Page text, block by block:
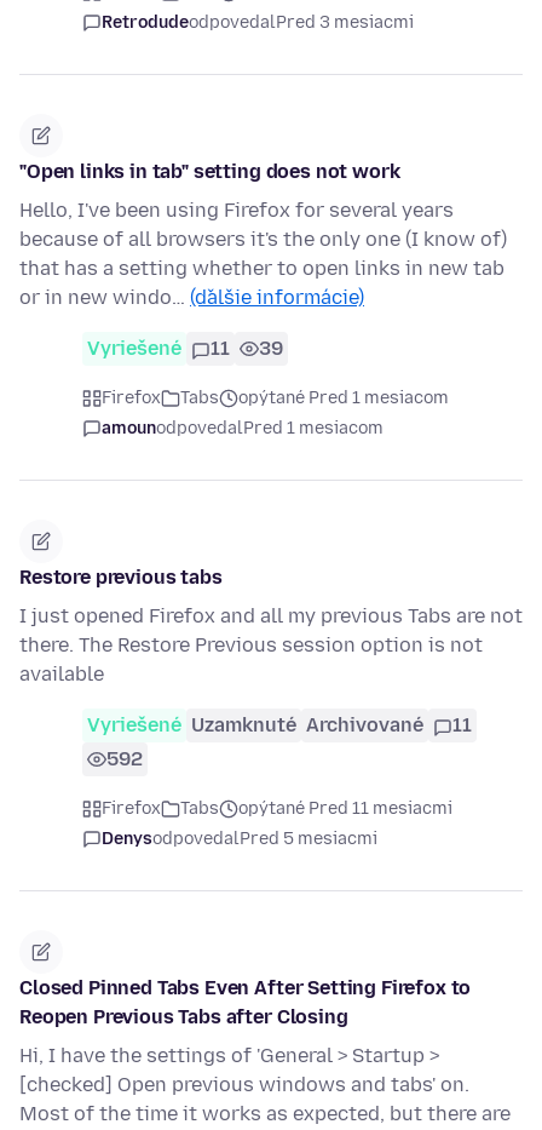
RetrodudeodpovedalPred 3 mesiacmi
"Open links in tab" setting does not work
Hello, I've been using Firefox for several years
because of all browsers it's the only one (I know of)
that has a setting whether to open links in new tab
or in new windo… (ďalšie informácie)
Vyriešené 11 39
Firefox Tabs
opýtané Pred 1 mesiacom
amounodpovedalPred 1 mesiacom
Restore previous tabs
I just opened Firefox and all my previous Tabs are not
there. The Restore Previous session option is not
available
Vyriešené Uzamknuté Archivované
11
592
Firefox Tabs
opýtané Pred 11 mesiacmi
DenysodpovedalPred 5 mesiacmi
Closed Pinned Tabs Even After Setting Firefox to
Reopen Previous Tabs after Closing
Hi, I have the settings of 'General > Startup >
[checked] Open previous windows and tabs' on.
Most of the time it works as expected, but there are